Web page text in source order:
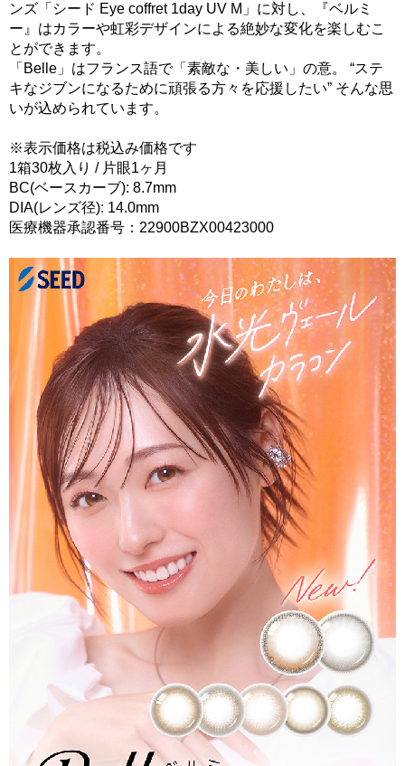
ンズ「シード Eye coffret 1day UV M」に対し、『ベルミ
ー』はカラーや虹彩デザインによる絶妙な変化を楽しむこ
とができます。
「Belle」はフランス語で「素敵な・美しい」の意。 “ステ
キなジブンになるために頑張る方々を応援したい” そんな思
いが込められています。
※表示価格は税込み価格です
1箱30枚入り / 片眼1ヶ月
BC(ベースカーブ): 8.7mm
DIA(レンズ径): 14.0mm
医療機器承認番号：22900BZX00423000